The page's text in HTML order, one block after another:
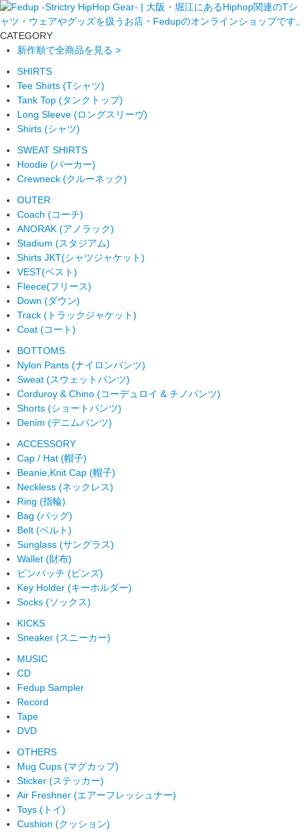
CATEGORY
新作順で全商品を見る >
SHIRTS
Tee Shirts (Tシャツ)
Tank Top (タンクトップ)
Long Sleeve (ロングスリーヴ)
Shirts (シャツ)
SWEAT SHIRTS
Hoodie (パーカー)
Crewneck (クルーネック)
OUTER
Coach (コーチ)
ANORAK (アノラック)
Stadium (スタジアム)
Shirts JKT(シャツジャケット)
VEST(ベスト)
Fleece(フリース)
Down (ダウン)
Track (トラックジャケット)
Coat (コート)
BOTTOMS
Nylon Pants (ナイロンパンツ)
Sweat (スウェットパンツ)
Corduroy & Chino (コーデュロイ & チノパンツ)
Shorts (ショートパンツ)
Denim (デニムパンツ)
ACCESSORY
Cap / Hat (帽子)
Beanie,Knit Cap (帽子)
Neckless (ネックレス)
Ring (指輪)
Bag (バッグ)
Belt (ベルト)
Sunglass (サングラス)
Wallet (財布)
ピンバッチ (ピンズ)
Key Holder (キーホルダー)
Socks (ソックス)
KICKS
Sneaker (スニーカー)
MUSIC
CD
Fedup Sampler
Record
Tape
DVD
OTHERS
Mug Cups (マグカップ)
Sticker (ステッカー)
Air Freshner (エアーフレッシュナー)
Toys (トイ)
Cushion (クッション)